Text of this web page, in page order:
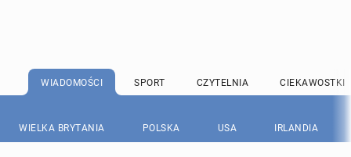
WIADOMOŚCI SPORT CZYTELNIA CIEKAWOSTKI
WIELKA BRYTANIA POLSKA USA IRLANDIA